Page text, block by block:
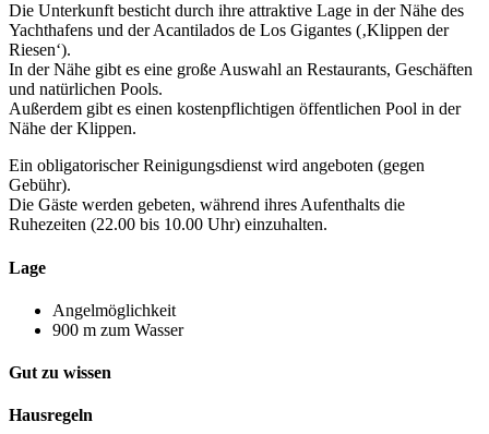
Die Unterkunft besticht durch ihre attraktive Lage in der Nähe des
Yachthafens und der Acantilados de Los Gigantes (‚Klippen der
Riesen‘).
In der Nähe gibt es eine große Auswahl an Restaurants, Geschäften
und natürlichen Pools.
Außerdem gibt es einen kostenpflichtigen öffentlichen Pool in der
Nähe der Klippen.
Ein obligatorischer Reinigungsdienst wird angeboten (gegen
Gebühr).
Die Gäste werden gebeten, während ihres Aufenthalts die
Ruhezeiten (22.00 bis 10.00 Uhr) einzuhalten.
Lage
Angelmöglichkeit
900 m zum Wasser
Gut zu wissen
Hausregeln